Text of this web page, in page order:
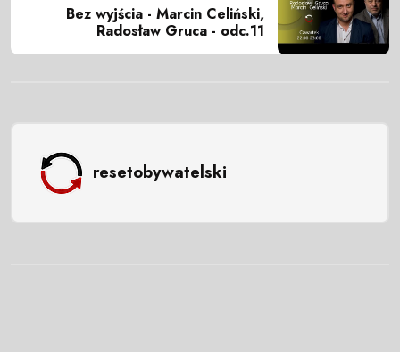
Bez wyjścia - Marcin Celiński,
Radosław Gruca - odc.11
resetobywatelski